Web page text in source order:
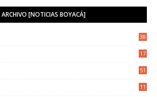
ARCHIVO [NOTICIAS BOYACÁ]
38
17
51
11